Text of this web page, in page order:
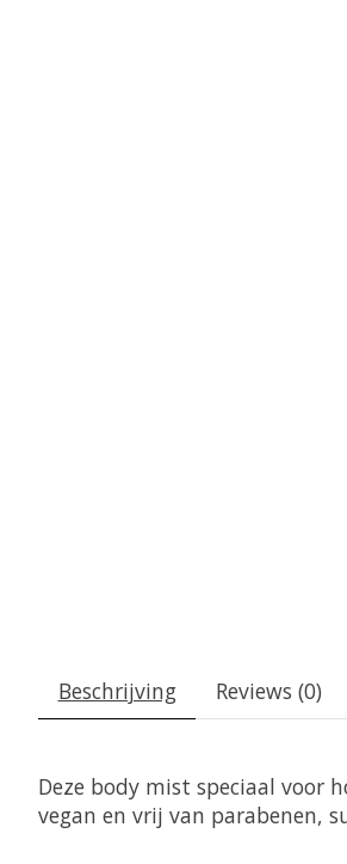
Beschrijving Reviews (0)
Deze body mist speciaal voor
vegan en vrij van parabenen,